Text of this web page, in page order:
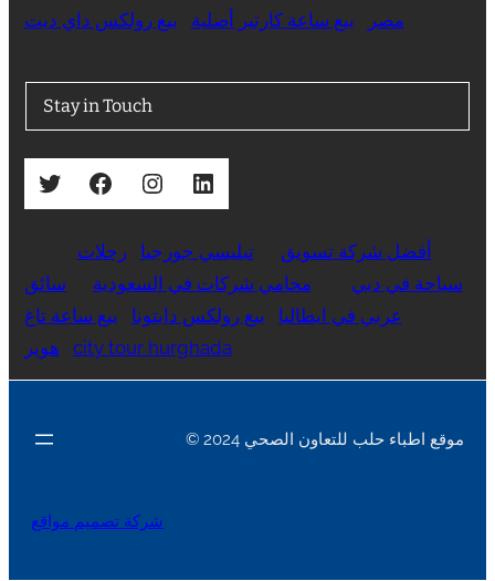
مصر
بيع ساعة كارتير أصلية بيع رولكس داي ديت
Stay in Touch
Twitter Facebook Instagram LinkedIn
أفضل شركة تسويق تبليسي جورجيا
رحلات
سياحة في دبي
محامي شركات في السعودية
سائق
عربي في ايطاليا
بيع رولكس دايتونا
بيع ساعة تاغ
هوير
city tour hurghada
© 2024 موقع اطباء حلب للتعاون الصحي
شركة تصميم مواقع